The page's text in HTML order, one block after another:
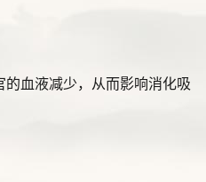
血液减少，从而影响消化吸